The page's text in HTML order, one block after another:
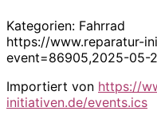
Kategorien: Fahrrad
https://www.reparatur-
event=86905,2025-05-
Importiert von https://
initiativen.de/events.ics